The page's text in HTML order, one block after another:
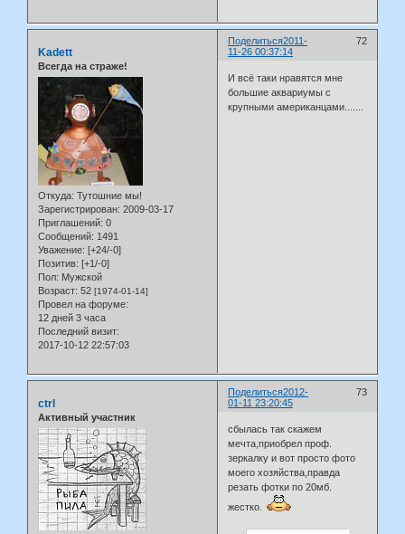
Поделиться 72
2011-
11-26 00:37:14
Kadett
Всегда на страже!
Откуда: Тутошние мы!
Зарегистрирован: 2009-03-17
Приглашений: 0
Сообщений: 1491
Уважение: [+24/-0]
Позитив: [+1/-0]
Пол: Мужской
Возраст: 52 [1974-01-14]
Провел на форуме:
12 дней 3 часа
Последний визит:
2017-10-12 22:57:03
И всё таки нравятся мне
большие аквариумы с
крупными американцами.......
Поделиться 73
2012-
01-11 23:20:45
ctrl
Активный участник
сбылась так скажем
мечта,приобрел проф.
зеркалку и вот просто фото
моего хозяйства,правда
резать фотки по 20мб.
жестко.